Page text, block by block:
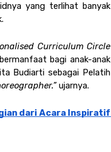
yang terlihat banyak
Curriculum Circle
bagi anak-anak
Budiarti sebagai Pelatih
ujarnya.
dari Acara Inspiratif